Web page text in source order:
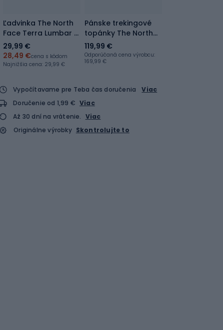
Ľadvinka The North
Face Terra Lumbar 1 l
khaki stone
29,99 €
28,49 €cena s kódom
Najnižšia cena: 29,99 €
Pánske trekingové
topánky The North
Face Verto
Approach desert
stone/tnf blue
119,99 €
Odporúčaná cena výrobcu:
169,99 €
Vypočítavame pre Teba čas doručenia
Viac
Doručenie od 1,99 € Viac
Až 30 dní na vrátenie. Viac
Originálne výrobky Skontrolujte to